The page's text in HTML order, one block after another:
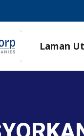
Laman